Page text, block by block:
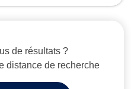
de résultats ?
distance de recherche